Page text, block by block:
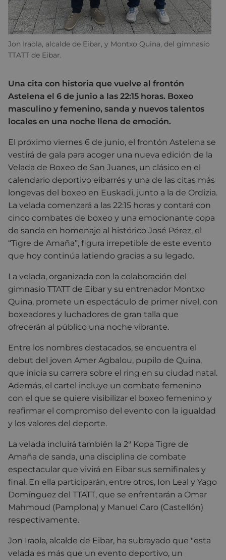
Jon Iraola, alcalde de Eibar, y Montxo Quina, del gimnasio
TTATT de Eibar.
Una cita con historia que vuelve al frontón
Astelena el 6 de junio a las 22:15 horas. Boxeo
masculino y femenino, sanda y nuevos talentos
locales en una noche llena de emoción.
El próximo viernes 6 de junio, el frontón Astelena se
vestirá de gala para acoger una nueva edición de la
Velada de Boxeo de San Juanes, un clásico en el
calendario deportivo eibarrés y una de las citas más
longevas del boxeo en Euskadi, junto a la de Ordizia.
La velada comenzará a las 22:15 horas y contará con
cinco combates de boxeo y una emocionante copa
de sanda en homenaje al histórico José Pérez, el
“Tigre de Amaña”, figura irrepetible de este evento
que hoy continúa latiendo gracias a su legado.
La velada, organizada con la colaboración del
gimnasio TTATT de Eibar y su entrenador Montxo
Quina, promete un espectáculo de primer nivel, con
boxeadores y luchadores de gran talla que
ofrecerán al público una noche vibrante.
Entre los nombres destacados, se encuentra el
debut del joven Amer Agbalou, pupilo de Quina,
que inicia su carrera sobre el ring en su ciudad natal.
Además, el cartel incluye un combate femenino
con el que se quiere visibilizar el boxeo femenino y
reafirmar el compromiso del evento con la igualdad
y los valores del deporte.
La velada incluirá también la 2ª Kopa Tigre de
Amaña de sanda, una disciplina de combate
espectacular que vivirá en Eibar sus semifinales y
final. En ella participarán, entre otros, Ion Leal y Yago
Domínguez del TTATT, que se enfrentarán a Omar
Mahmoud (Pamplona) y Manuel Caro (Castellón)
respectivamente.
Jon Iraola, alcalde de Eibar, ha subrayado que "esta
velada es más que un evento deportivo, un